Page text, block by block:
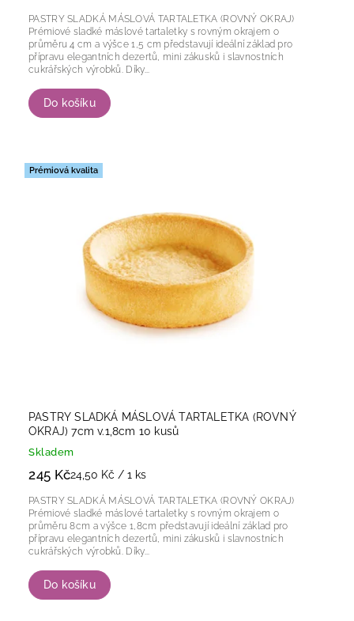
Do košíku
PASTRY SLADKÁ MÁSLOVÁ TARTALETKA (ROVNÝ OKRAJ)
Prémiové sladké máslové tartaletky s rovným okrajem o
průměru 4 cm a výšce 1,5 cm představují ideální základ pro
přípravu elegantních dezertů, mini zákusků i slavnostních
cukrářských výrobků. Díky...
Prémiová kvalita
PASTRY SLADKÁ MÁSLOVÁ TARTALETKA (ROVNÝ
OKRAJ) 7cm v.1,8cm 10 kusů
Skladem
245 Kč24,50 Kč / 1 ks
Do košíku
PASTRY SLADKÁ MÁSLOVÁ TARTALETKA (ROVNÝ OKRAJ)
Prémiové sladké máslové tartaletky s rovným okrajem o
průměru 8cm a výšce 1,8cm představují ideální základ pro
přípravu elegantních dezertů, mini zákusků i slavnostních
cukrářských výrobků. Díky...